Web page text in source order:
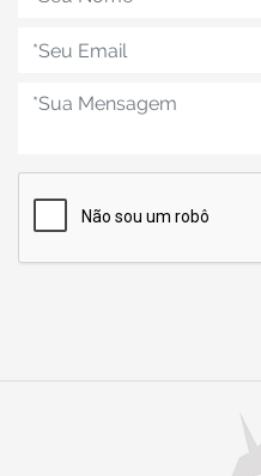
desaparecem.
- Segunda semana:É a fase
hormônios em seus maiores
mulher, na semana
não fez sexo então ela não
que os ovários diminuam a
sexuais, ocorrendo as
da mulher, é quando
acontecer, ou seja, se ela
aborta o ovo não
menstrual, isso acontece